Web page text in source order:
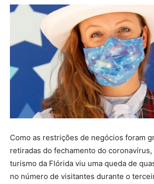
Como as restrições de negócios foram
retiradas do fechamento do
turismo da Flórida viu uma queda de
no número de visitantes durante o